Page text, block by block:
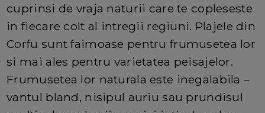
cuprinsi de vraja naturii care te copleseste
in fiecare colt al intregii regiuni. Plajele din
Corfu sunt faimoase pentru frumusetea lor
si mai ales pentru varietatea peisajelor.
Frumusetea lor naturala este inegalabila –
vantul bland, nisipul auriu sau prundisul